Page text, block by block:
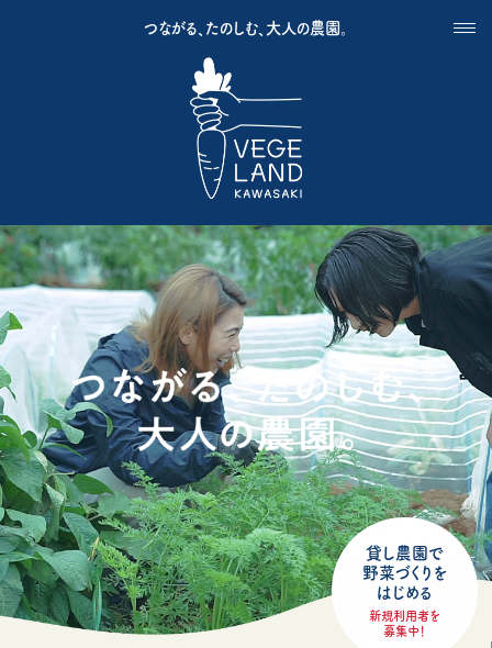
つながる、たのしむ、大人の農園。
貸し農園で
野菜づくりを
はじめる
新規利用者を
募集中！